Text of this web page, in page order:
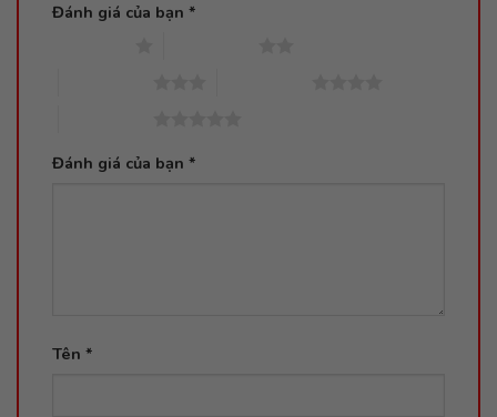
Đánh giá của bạn *
Đánh giá của bạn *
Tên *